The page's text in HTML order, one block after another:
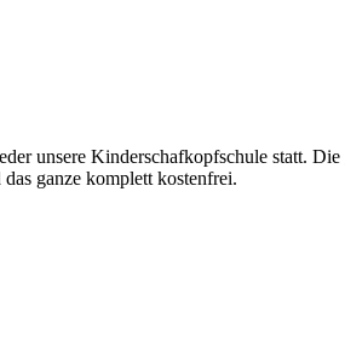
unsere Kinderschafkopfschule statt.
ganze komplett kostenfrei.